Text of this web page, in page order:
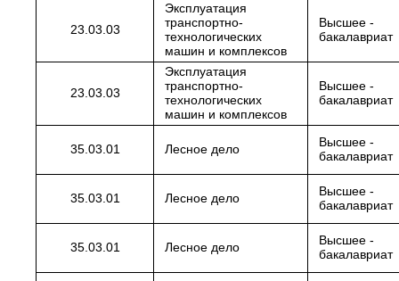
23.03.03
Эксплуатация
транспортно-
технологических
машин и комплексов
Высшее -
бакалавриат
23.03.03
Эксплуатация
транспортно-
технологических
машин и комплексов
Высшее -
бакалавриат
35.03.01 Лесное дело
Высшее -
бакалавриат
35.03.01 Лесное дело
Высшее -
бакалавриат
35.03.01 Лесное дело
Высшее -
бакалавриат